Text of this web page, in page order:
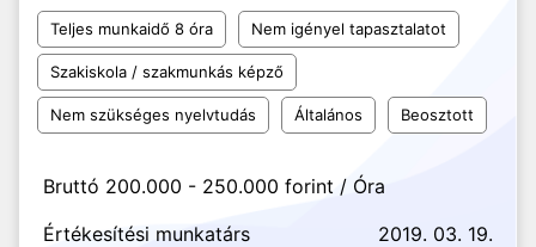
Teljes munkaidő 8 óra Nem igényel tapasztalatot
Szakiskola / szakmunkás képző
Nem szükséges nyelvtudás Általános Beosztott
Bruttó 200.000 - 250.000 forint / Óra
Értékesítési munkatárs
2019. 03. 19.